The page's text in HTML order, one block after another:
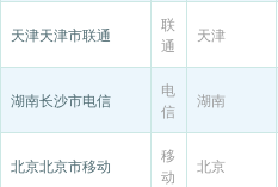
天津天津市联通
联
通
天津
湖南长沙市电信
电
信
湖南
北京北京市移动
移
动
北京